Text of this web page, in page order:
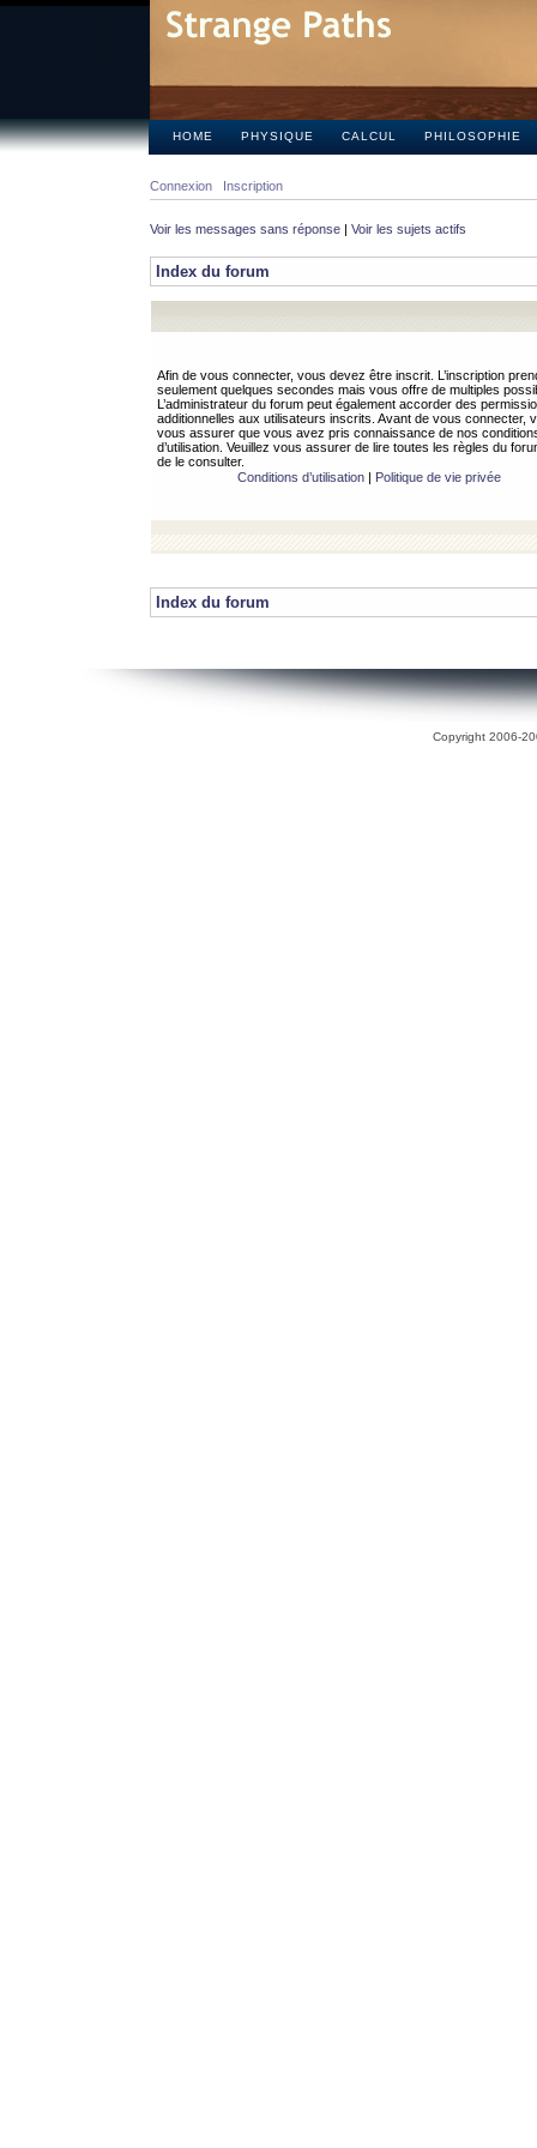
HOME PHYSIQUE CALCUL PHILOSOPHIE
Connexion Inscription
Voir les messages sans réponse | Voir les sujets actifs
Index du forum
Afin de vous connecter, vous devez être inscrit. L’inscription
seulement quelques secondes mais vous offre de multiples
L’administrateur du forum peut également accorder des
additionnelles aux utilisateurs inscrits. Avant de vous connecter,
vous assurer que vous avez pris connaissance de nos
d’utilisation. Veuillez vous assurer de lire toutes les règles du
de le consulter.
Conditions d’utilisation| Politique de vie privée
Index du forum
Copyright 2006-